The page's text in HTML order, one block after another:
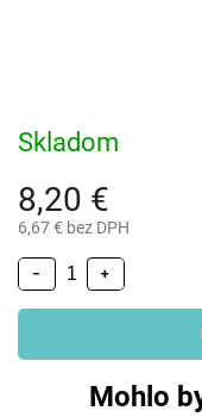
8,20 €
6,67 € bez DPH
Skladom
+
−
Mohlo